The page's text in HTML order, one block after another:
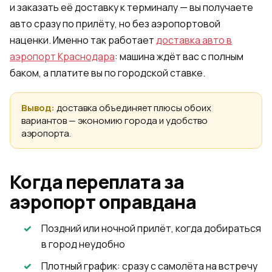
и заказать её доставку к терминалу — вы получаете
авто сразу по прилёту, но без аэропортовой
наценки. Именно так работаетдоставка авто в
аэропорт Краснодара: машина ждёт вас с полным
баком, а платите вы по городской ставке.
Вывод: доставка объединяет плюсы обоих
вариантов — экономию города и удобство
аэропорта.
Когда переплата за
аэропорт оправдана
Поздний или ночной прилёт, когда добираться
в город неудобно
Плотный график: сразу с самолёта на встречу